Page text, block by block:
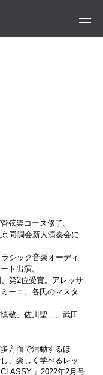
弦楽コース修了。
同調会新人演奏会に
シック音楽オーディ
ト出演。
第2位受賞。アレッサ
ーニ、各氏のマスタ
敬、佐川聖二、武田
方面で活動するほ
、楽しく学べるレッ
」2022年2月号